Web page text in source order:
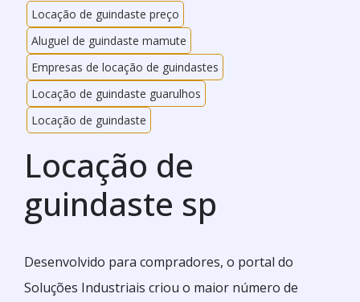
Locação de guindaste preço
Aluguel de guindaste mamute
Empresas de locação de guindastes
Locação de guindaste guarulhos
Locação de guindaste
Locação de
guindaste sp
Desenvolvido para compradores, o portal do
Soluções Industriais criou o maior número de